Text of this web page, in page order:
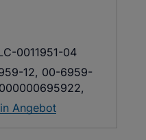
0011951-04
12, 00-6959-
Angebot